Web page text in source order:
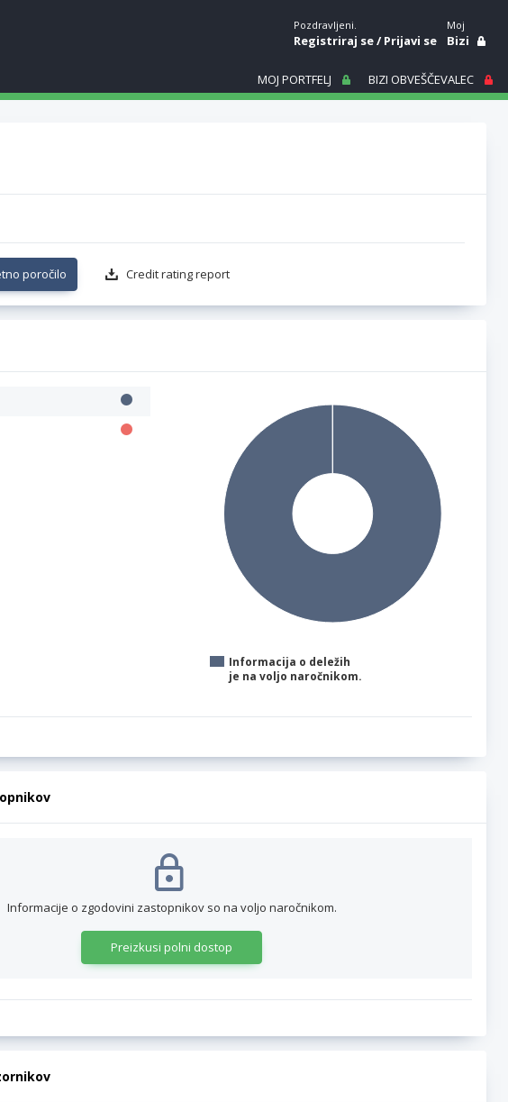
Pozdravljeni.
Registriraj se/Prijavi se
Moj
Bizi
MOJ PORTFELJ BIZI OBVEŠČEVALEC
poročilo Credit rating report
Informacija o deležih
je na voljo naročnikom.
Informacije o zgodovini zastopnikov so na voljo naročnikom.
Preizkusi polni dostop